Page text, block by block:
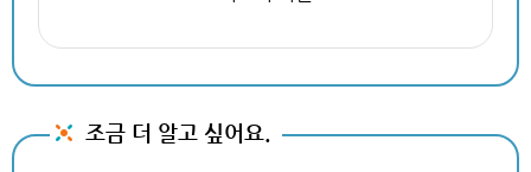
조금 더 알고 싶어요.